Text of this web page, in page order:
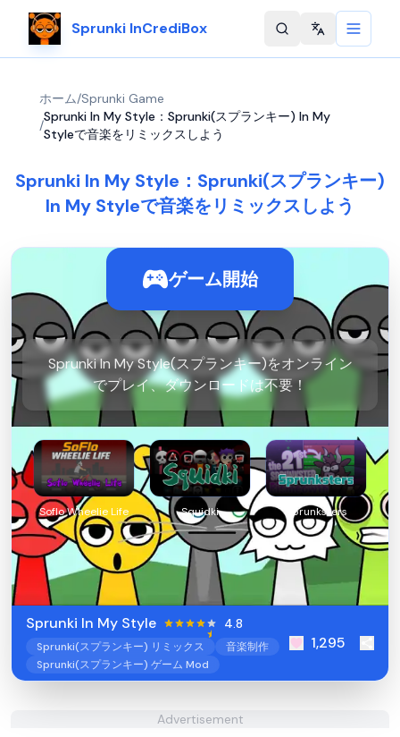
Sprunki InCrediBox Change
ホーム/Sprunki Game
/
Sprunki In My Style：Sprunki(スプランキー) In My
Styleで音楽をリミックスしよう
Sprunki In My Style：Sprunki(スプランキー)
In My Styleで音楽をリミックスしよう
ゲーム開始
Sprunki In My Style(スプランキー)をオンライン
でプレイ、ダウンロードは不要！
Soflo Wheelie Life Squidki Sprunksters
Sprunki In My Style 4.8
Sprunki(スプランキー) リミックス
音楽制作
Sprunki(スプランキー) ゲーム Mod
1,295
Advertisement